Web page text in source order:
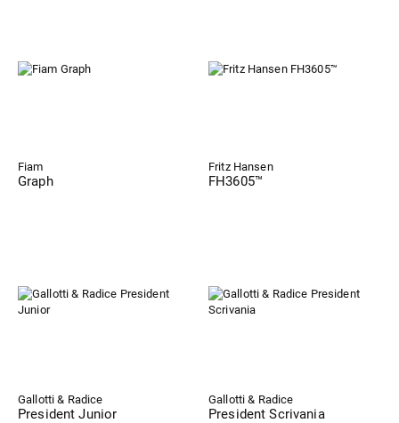
Fiam
Graph
Fritz Hansen
FH3605™
Gallotti & Radice
President Junior
Gallotti & Radice
President Scrivania